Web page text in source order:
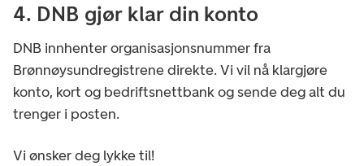
4. DNB gjør klar din konto
DNB innhenter organisasjonsnummer fra
Brønnøysundregistrene direkte. Vi vil nå klargjøre
konto, kort og bedriftsnettbank og sende deg alt du
trenger i posten.
Vi ønsker deg lykke til!